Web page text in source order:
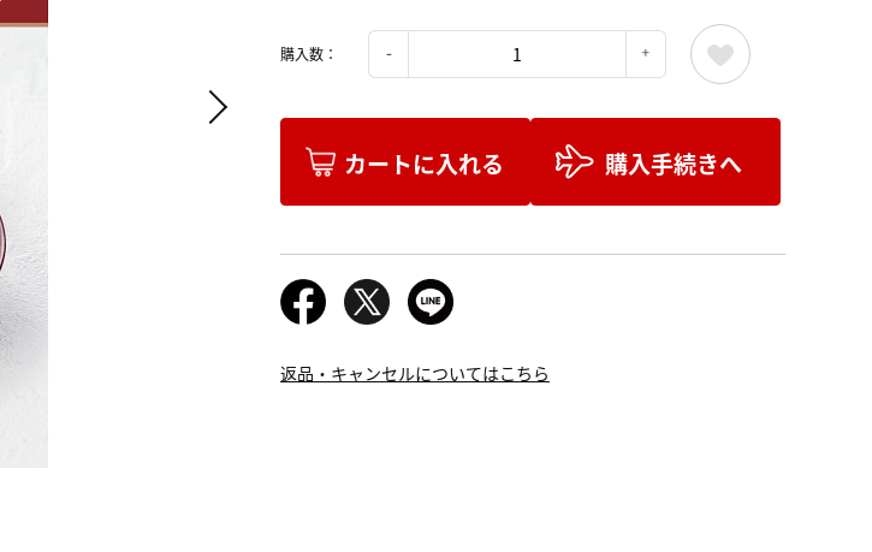
購入数：
カートに入れる 購入手続きへ
返品・キャンセルについてはこちら